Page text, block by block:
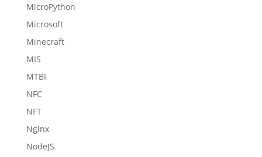
MicroPython
Microsoft
Minecraft
MIS
MTBI
NFC
NFT
Nginx
NodeJS